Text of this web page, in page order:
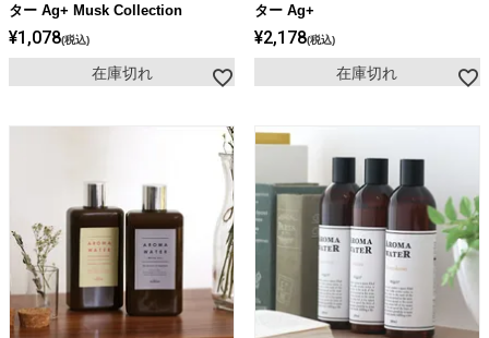
ター Ag+ Musk Collection
¥1,078 税込
在庫切れ
ター Ag+
¥2,178 税込
在庫切れ